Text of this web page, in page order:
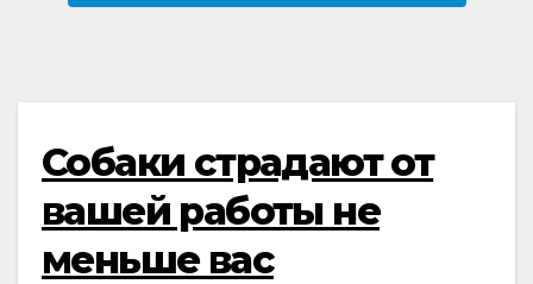
Собаки страдают от
вашей работы не
меньше вас